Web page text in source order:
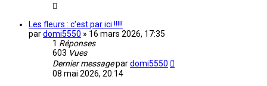
Les fleurs : c'est par ici !!!!!
pardomi5550 » 16 mars 2026, 17:35
1 Réponses
603 Vues
Dernier messagepardomi5550
08 mai 2026, 20:14